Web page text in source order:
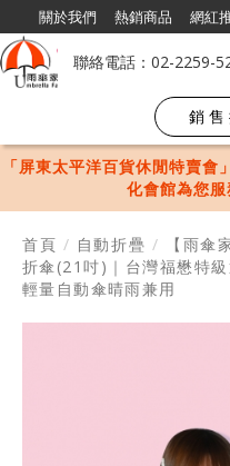
網紅
熱銷商品
關於我們
聯絡電話：02-2259-
銷
「屏東太平洋百貨休閒特賣
化會館為您
首頁 / 自動折疊 /
【雨傘
折傘(21吋)｜台灣福懋特
輕量自動傘晴雨兼用